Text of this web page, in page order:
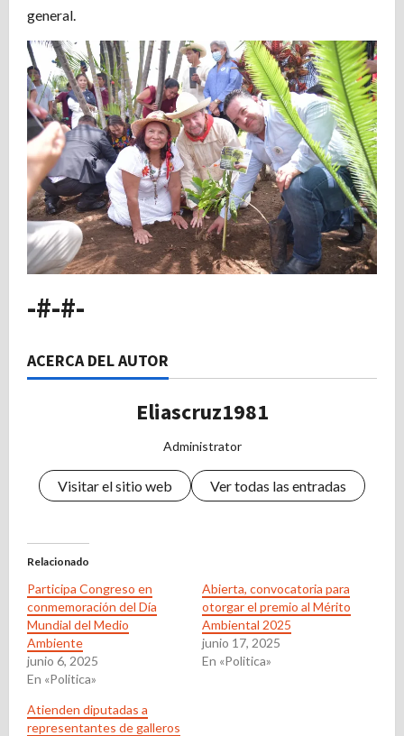
general.
-#-#-
ACERCA DEL AUTOR
Eliascruz1981
Administrator
Visitar el sitio web Ver todas las entradas
Relacionado
Participa Congreso en
conmemoración del Día
Mundial del Medio
Ambiente
junio 6, 2025
En «Politica»
Abierta, convocatoria para
otorgar el premio al Mérito
Ambiental 2025
junio 17, 2025
En «Politica»
Atienden diputadas a
representantes de galleros